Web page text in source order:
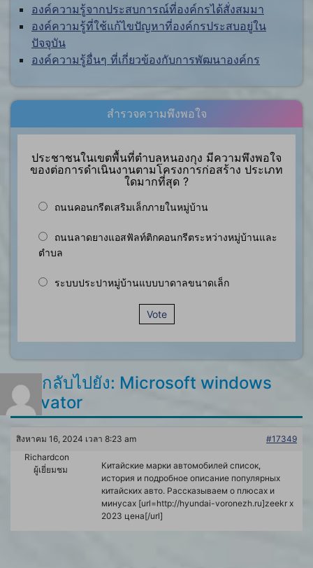
องค์ความรู้จากประสบการณ์ที่องค์กรได้สั่งสมมา
องค์ความรู้ที่ใช้แก้ไขปัญหาที่องค์กรประสบอยู่ใน
ปัจจุบัน
องค์ความรู้อื่นๆ ที่เกี่ยวข้องกับการพัฒนาองค์กร
สำรวจความพึงพอใจ
ประชาชนในเขตพื้นที่ตำบลหนองกุง มีความพึงพอใจ
ของต่อการดำเนินงานตามโครงการก่อสร้าง ประเภท
ใดมากที่สุด ?
ถนนคอนกรีตเสริมเล็กภายในหมู่บ้าน
ถนนลาดยางแอสฟัลท์ติกคอนกรีตระหว่างหมู่บ้านและ
ตำบล
ระบบประปาหมู่บ้านแบบบาดาลขนาดเล็ก
Vote
ตอบกลับไปยัง: Microsoft windows
activator
สิงหาคม 16, 2024 เวลา 8:23 am
#17349
Richardcon
ผู้เยี่ยมชม
Китайские марки автомобилей список,
история и подробное описание популярных
китайских авто. Рассказываем о плюсах и
минусах [url=http://hyundai-voronezh.ru]zeekr x
2023 цена[/url]